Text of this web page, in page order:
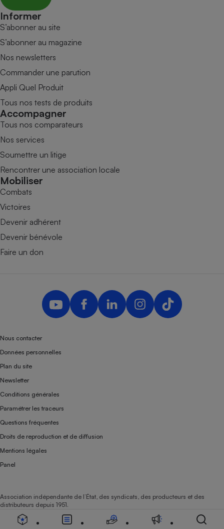
Informer
S’abonner au site
S’abonner au magazine
Nos newsletters
Commander une parution
Appli Quel Produit
Tous nos tests de produits
Accompagner
Tous nos comparateurs
Nos services
Soumettre un litige
Rencontrer une association locale
Mobiliser
Combats
Victoires
Devenir adhérent
Devenir bénévole
Faire un don
Nous contacter
Données personnelles
Plan du site
Newsletter
Conditions générales
Paramétrer les traceurs
Questions fréquentes
Droits de reproduction et de diffusion
Mentions légales
Panel
Association indépendante de l’État, des syndicats, des producteurs et des
distributeurs depuis 1951.